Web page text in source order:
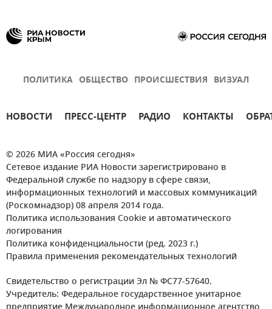
ПОЛИТИКА ОБЩЕСТВО ПРОИСШЕСТВИЯ ВИЗУАЛ
НОВОСТИ ПРЕСС-ЦЕНТР РАДИО КОНТАКТЫ
© 2026 МИА «Россия сегодня»
Сетевое издание РИА Новости зарегистрировано в
Федеральной службе по надзору в сфере связи,
информационных технологий и массовых коммуникаций
(Роскомнадзор) 08 апреля 2014 года.
Политика использования Cookie и автоматического
логирования
Политика конфиденциальности (ред. 2023 г.)
Правила применения рекомендательных технологий
Свидетельство о регистрации Эл № ФС77-57640.
Учредитель: Федеральное государственное унитарное